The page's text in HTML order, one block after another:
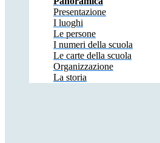
Presentazione
I luoghi
Le persone
I numeri della scuola
Le carte della scuola
Organizzazione
La storia